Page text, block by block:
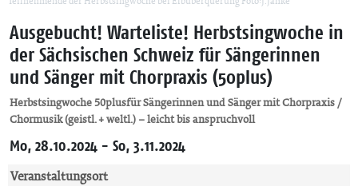
Ausgebucht! Warteliste! Herbstsingwoche in
der Sächsischen Schweiz für Sängerinnen
und Sänger mit Chorpraxis (50plus)
Herbstsingwoche 50plusfür Sängerinnen und Sänger mit Chorpraxis /
Chormusik (geistl. + weltl.) – leicht bis anspruchvoll
Mo, 28.10.2024 - So, 3.11.2024
Veranstaltungsort